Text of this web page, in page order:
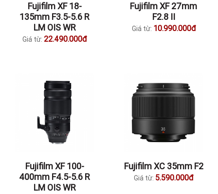
Fujifilm XF 18-
135mm F3.5-5.6 R
LM OIS WR
Giá từ: 22.490.000đ
Fujifilm XF 27mm
F2.8 II
Giá từ: 10.990.000đ
Fujifilm XF 100-
400mm F4.5-5.6 R
LM OIS WR
Fujifilm XC 35mm F2
Giá từ: 5.590.000đ